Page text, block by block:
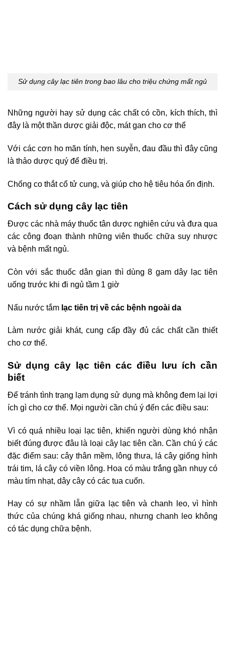
Sử dụng cây lạc tiên trong bao lâu cho triệu chứng mất ngủ
Những người hay sử dụng các chất có cồn, kích thích, thì
đây là một thần dược giải độc, mát gan cho cơ thể
Với các cơn ho mãn tính, hen suyễn, đau đầu thì đây cũng
là thảo dược quý để điều trị.
Chống co thắt cổ tử cung, và giúp cho hệ tiêu hóa ổn định.
Cách sử dụng cây lạc tiên
Được các nhà máy thuốc tân dược nghiên cứu và đưa qua
các công đoạn thành những viên thuốc chữa suy nhược
và bệnh mất ngủ.
Còn với sắc thuốc dân gian thì dùng 8 gam dây lạc tiên
uống trước khi đi ngủ tầm 1 giờ
Nấu nước tắm lạc tiên trị về các bệnh ngoài da
Làm nước giải khát, cung cấp đầy đủ các chất cần thiết
cho cơ thể.
Sử dụng cây lạc tiên các điều lưu ích cần
biết
Để tránh tình trạng lạm dụng sử dụng mà không đem lại lợi
ích gì cho cơ thể. Mọi người cần chú ý đến các điều sau:
Vì có quá nhiều loại lạc tiên, khiến người dùng khó nhận
biết đúng được đâu là loại cây lạc tiên cần. Cần chú ý các
đặc điểm sau: cây thân mềm, lông thưa, lá cây giống hình
trái tim, lá cây có viền lông. Hoa có màu trắng gần nhụy có
màu tím nhạt, dây cây có các tua cuốn.
Hay có sự nhầm lẫn giữa lạc tiên và chanh leo, vì hình
thức của chúng khá giống nhau, nhưng chanh leo không
có tác dụng chữa bệnh.